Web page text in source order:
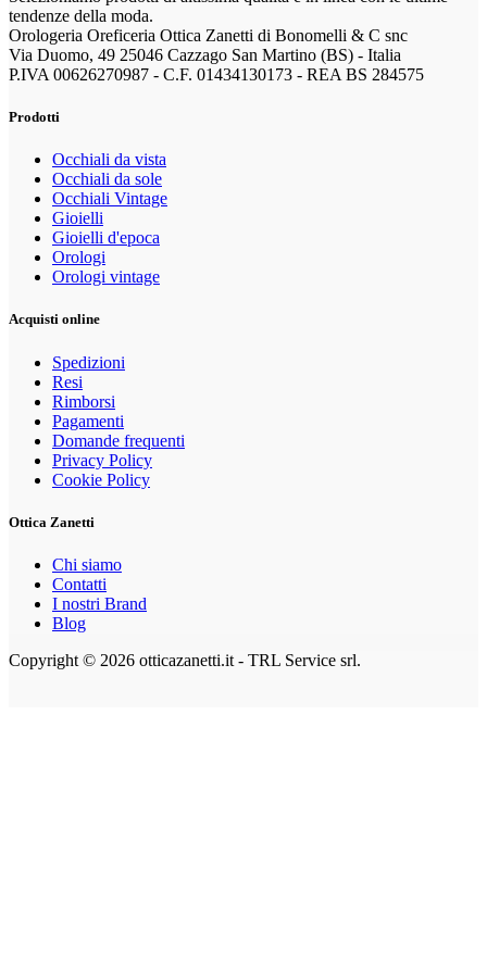
tendenze della moda.
Orologeria Oreficeria Ottica Zanetti di Bonomelli & C snc
Via Duomo, 49 25046 Cazzago San Martino (BS) - Italia
P.IVA 00626270987 - C.F. 01434130173 - REA BS 284575
Prodotti
Occhiali da vista
Occhiali da sole
Occhiali Vintage
Gioielli
Gioielli d'epoca
Orologi
Orologi vintage
Acquisti online
Spedizioni
Resi
Rimborsi
Pagamenti
Domande frequenti
Privacy Policy
Cookie Policy
Ottica Zanetti
Chi siamo
Contatti
I nostri Brand
Blog
Copyright © 2026 otticazanetti.it - TRL Service srl.